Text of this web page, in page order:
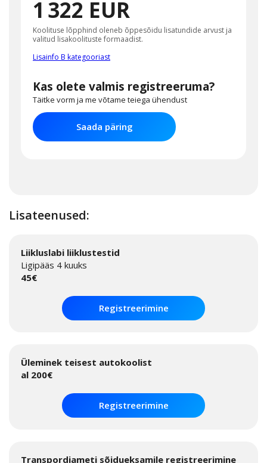
1 322 EUR
Koolituse lõpphind oleneb õppesõidu lisatundide arvust ja
valitud lisakoolituste formaadist.
Lisainfo B kategooriast
Kas olete valmis registreeruma?
Täitke vorm ja me võtame teiega ühendust
Saada päring
Lisateenused:
Liikluslabi liiklustestid
Ligipääs 4 kuuks
45€
Registreerimine
Üleminek teisest autokoolist
al 200€
Registreerimine
Transpordiameti sõidueksamile registreerimine